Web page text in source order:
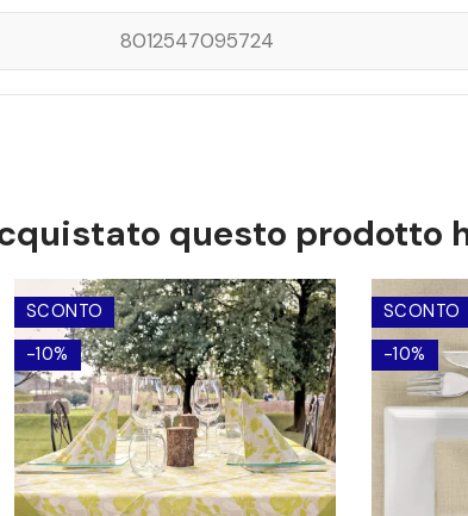
8012547095724
questo prodotto
SCONTO
-10%
SCONTO
-10%